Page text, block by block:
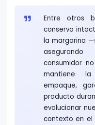
Entre otros
conserva
la margarina
consumidor
mantiene
empaque,
producto
evolucionar
contexto en el